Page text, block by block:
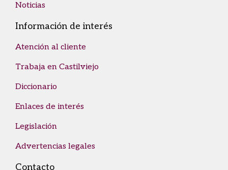
Noticias
Información de interés
Atención al cliente
Trabaja en Castilviejo
Diccionario
Enlaces de interés
Legislación
Advertencias legales
Contacto